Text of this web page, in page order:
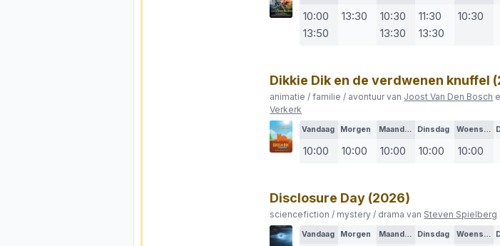
10:00
13:50
13:30
10:30
13:30
11:30
13:30
10:30
Dikkie Dik en de verdwenen knuffel
animatie / familie / avontuur van Joost Van Den Bosch
Verkerk
Vandaag Morgen Maandag Dinsdag Woensdag
10:00 10:00 10:00 10:00 10:00
Disclosure Day (2026)
sciencefiction / mystery / drama van Steven Spielberg
Vandaag Morgen Maandag Dinsdag Woensdag